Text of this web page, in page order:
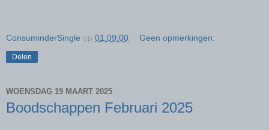
ConsuminderSingle op 01:09:00 Geen opmerkingen:
Delen
WOENSDAG 19 MAART 2025
Boodschappen Februari 2025